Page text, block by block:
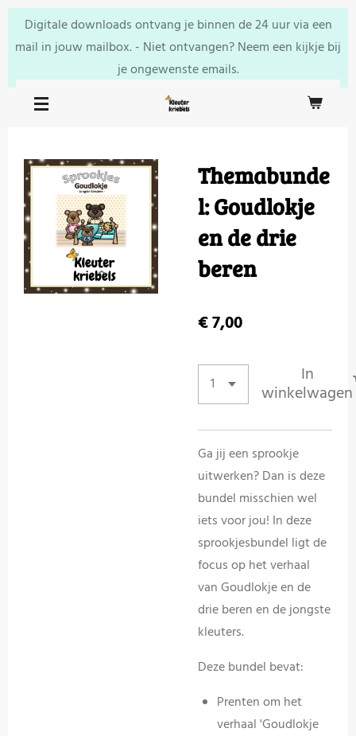
direct
de
hoofdinhoud
Digitale downloads ontvang je binnen de 24 uur via een
mail in jouw mailbox. - Niet ontvangen? Neem een kijkje bij
je ongewenste emails.
Themabunde
l: Goudlokje
en de drie
beren
€ 7,00
In
winkelwagen
Ga jij een sprookje
uitwerken? Dan is deze
bundel misschien wel
iets voor jou! In deze
sprookjesbundel ligt de
focus op het verhaal
van Goudlokje en de
drie beren en de jongste
kleuters.
Deze bundel bevat:
Prenten om het
verhaal 'Goudlokje